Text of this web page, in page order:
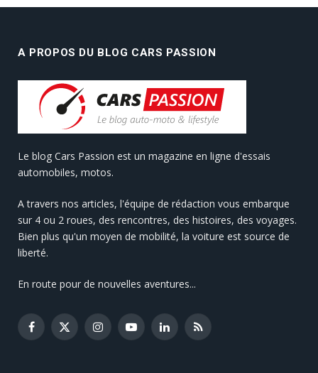
A PROPOS DU BLOG CARS PASSION
Le blog Cars Passion est un magazine en ligne d'essais
automobiles, motos.
A travers nos articles, l'équipe de rédaction vous embarque
sur 4 ou 2 roues, des rencontres, des histoires, des voyages.
Bien plus qu'un moyen de mobilité, la voiture est source de
liberté.
En route pour de nouvelles aventures...
Facebook
X
InstagramYouTubeLinkedInRSS